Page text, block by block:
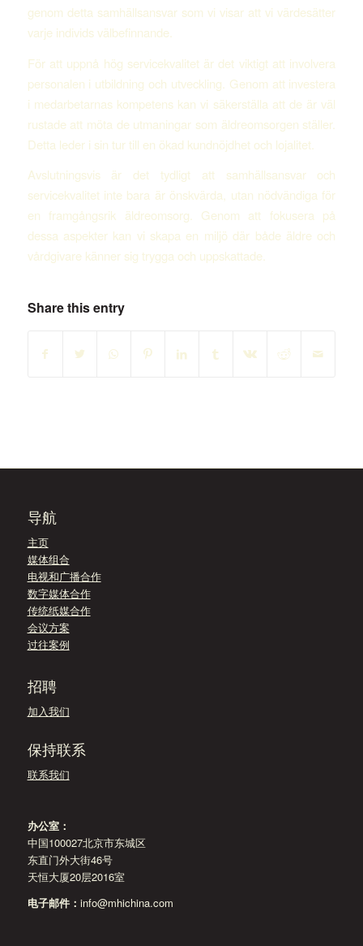
genom detta samhällsansvar som vi visar att vi värdesätter
varje individs välbefinnande.
För att uppnå hög servicekvalitet är det viktigt att involvera
personalen i utbildning och utveckling. Genom att investera
i medarbetarnas kompetens kan vi säkerställa att de är väl
rustade att möta de utmaningar som äldreomsorgen ställer.
Detta leder i sin tur till en ökad kundnöjdhet och lojalitet.
Avslutningsvis är det tydligt att samhällsansvar och
servicekvalitet inte bara är önskvärda, utan nödvändiga för
en framgångsrik äldreomsorg. Genom att fokusera på
dessa aspekter kan vi skapa en miljö där både äldre och
vårdgivare känner sig trygga och uppskattade.
Share this entry
导航
主页
媒体组合
电视和广播合作
数字媒体合作
传统纸媒合作
会议方案
过往案例
招聘
加入我们
保持联系
联系我们
办公室：
中国100027北京市东城区
东直门外大街46号
天恒大厦20层2016室
电子邮件： info@mhichina.com